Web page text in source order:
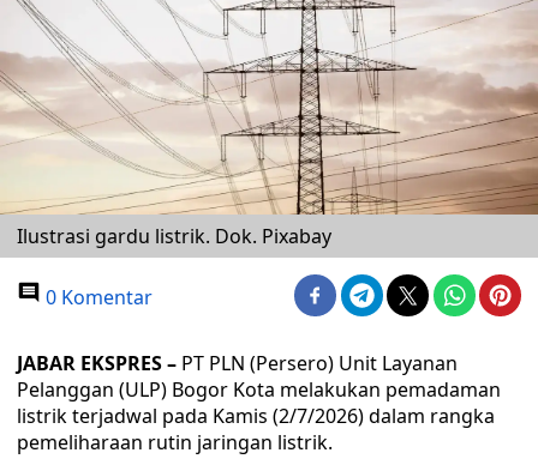
Ilustrasi gardu listrik. Dok. Pixabay
0 Komentar
JABAR EKSPRES – PT PLN (Persero) Unit Layanan
Pelanggan (ULP) Bogor Kota melakukan pemadaman
listrik terjadwal pada Kamis (2/7/2026) dalam rangka
pemeliharaan rutin jaringan listrik.